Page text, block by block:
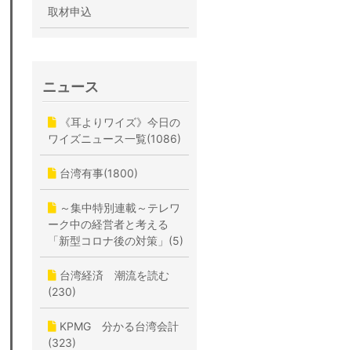
取材申込
ニュース
《耳よりワイズ》今日の
ワイズニュース一覧(1086)
台湾有事(1800)
～集中特別連載～テレワ
ーク中の経営者と考える
「新型コロナ後の対策」(5)
台湾経済 潮流を読む
(230)
KPMG 分かる台湾会計
(323)